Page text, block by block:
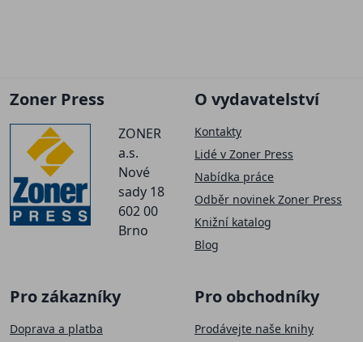
Zoner Press
ZONER
a.s.
Nové
sady 18
602 00
Brno
O vydavatelství
Kontakty
Lidé v Zoner Press
Nabídka práce
Odběr novinek Zoner Press
Knižní katalog
Blog
Pro zákazníky
Doprava a platba
Pro obchodníky
Prodávejte naše knihy